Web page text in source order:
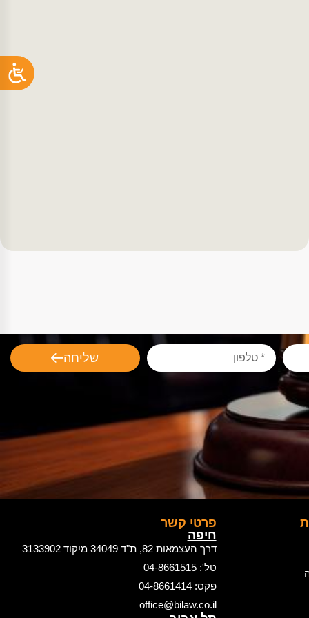
שליחה
פרטי קשר
חיפה
דרך העצמאות 82, ת"ד 34049 מיקוד 3133902
טל': 04-8661515
פקס: 04-8661414
office@bilaw.co.il